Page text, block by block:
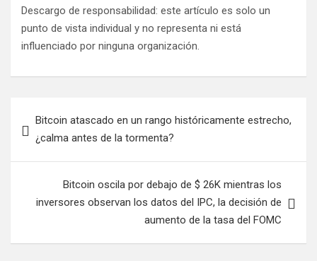
Descargo de responsabilidad: este artículo es solo un
punto de vista individual y no representa ni está
influenciado por ninguna organización.
de Bitcoin atascado en un rango históricamente estrecho,
¿calma antes de la tormenta?
Bitcoin oscila por debajo de $ 26K mientras los
inversores observan los datos del IPC, la decisión de
aumento de la tasa del FOMC